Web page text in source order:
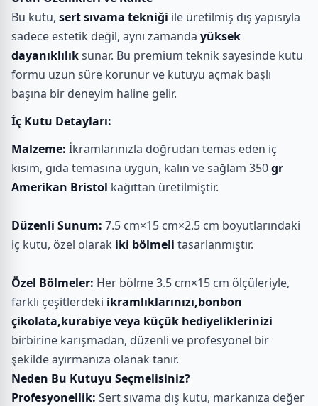
Bu kutu, sert sıvama tekniği ile üretilmiş dış yapısıyla
sadece estetik değil, aynı zamanda yüksek
dayanıklılıksunar. Bu premium teknik sayesinde kutu
formu uzun süre korunur ve kutuyu açmak başlı
başına bir deneyim haline gelir.
İç Kutu Detayları:
Malzeme: İkramlarınızla doğrudan temas eden iç
kısım, gıda temasına uygun, kalın ve sağlam 350gr
Amerikan Bristol kağıttan üretilmiştir.
Düzenli Sunum: 7.5 cm×15 cm×2.5 cm boyutlarındaki
iç kutu, özel olarak iki bölmeli tasarlanmıştır.
Özel Bölmeler: Her bölme 3.5 cm×15 cm ölçüleriyle,
farklı çeşitlerdeki ikramlıklarınızı,bonbon
çikolata,kurabiye veya küçük hediyeliklerinizi
birbirine karışmadan, düzenli ve profesyonel bir
şekilde ayırmanıza olanak tanır.
Neden Bu Kutuyu Seçmelisiniz?
Profesyonellik: Sert sıvama dış kutu, markanıza değer